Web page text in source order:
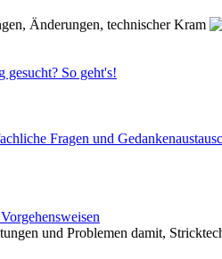
Änderungen, technischer Kram
gesucht? So geht's!
Fragen und
und Problemen damit,